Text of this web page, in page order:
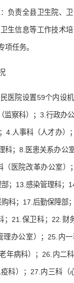
：负责全县卫生院、
生信息等工作技术
项任务。
医院设置59个内设
监察科）；3.行政办
4.人事科（人才办）
科；8.医患关系办公
（医院改革办公室）
；13.感染管理科；
科；17.后勤保障部
；21.保卫科；22.财
理办公室）；25.内
年病科）；26.内二
科）；27.内三科（